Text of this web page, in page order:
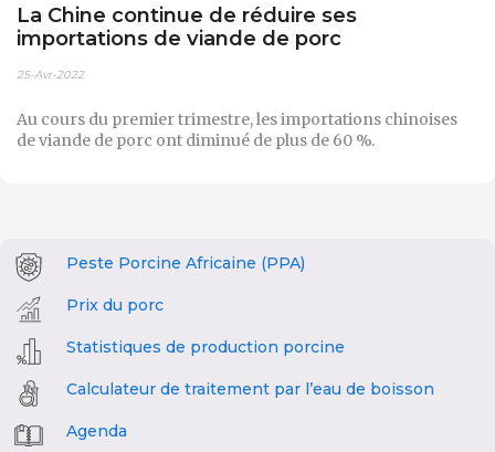
La Chine continue de réduire ses
importations de viande de porc
25-Avr-2022
Au cours du premier trimestre, les importations chinoises
de viande de porc ont diminué de plus de 60 %.
Peste Porcine Africaine (PPA)
Prix du porc
Statistiques de production porcine
Calculateur de traitement par l’eau de boisson
Agenda